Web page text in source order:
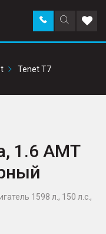
Поиск
по
Заказать
звонок в
Tenet T7
1.6 AMT
1598 л., 150 л.с.,